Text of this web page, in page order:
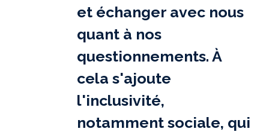
et échanger avec nous
quant à nos
questionnements. À
cela s'ajoute
l'inclusivité,
notamment sociale, qui